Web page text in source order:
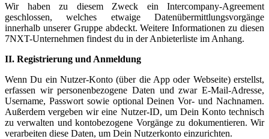
Wir haben zu diesem Zweck ein Intercompany-Agreement
geschlossen, welches etwaige Datenübermittlungsvorgänge
innerhalb unserer Gruppe abdeckt. Weitere Informationen zu diesen
7NXT-Unternehmen findest du in der Anbieterliste im Anhang.
II. Registrierung und Anmeldung
Wenn Du ein Nutzer-Konto (über die App oder Webseite) erstellst,
erfassen wir personenbezogene Daten und zwar E-Mail-Adresse,
Username, Passwort sowie optional Deinen Vor- und Nachnamen.
Außerdem vergeben wir eine Nutzer-ID, um Dein Konto technisch
zu verwalten und kontobezogene Vorgänge zu dokumentieren. Wir
verarbeiten diese Daten, um Dein Nutzerkonto einzurichten.